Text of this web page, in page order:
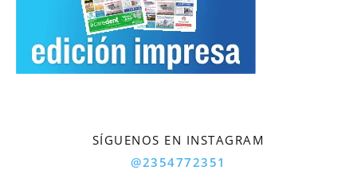
SÍGUENOS EN INSTAGRAM
@2354772351